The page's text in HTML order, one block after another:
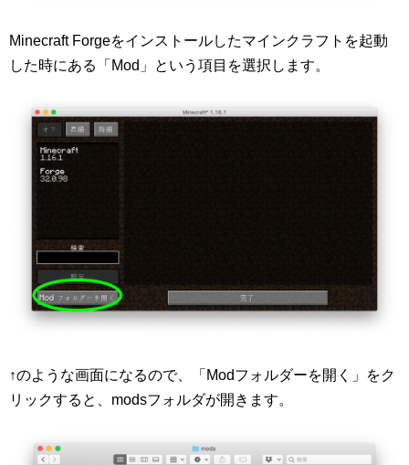
Minecraft Forgeをインストールしたマインクラフトを起動
した時にある「Mod」という項目を選択します。
↑のような画面になるので、「Modフォルダーを開く」をク
リックすると、modsフォルダが開きます。